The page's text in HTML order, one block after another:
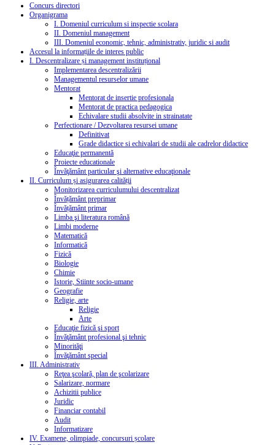
Concurs directori
Organigrama
I. Domeniul curriculum si inspectie scolara
II. Domeniul management
III. Domeniul economic, tehnic, administrativ, juridic si audit
Accesul la informațiile de interes public
I. Descentralizare și management instituțional
Implementarea descentralizării
Managementul resurselor umane
Mentorat
Mentorat de insertie profesionala
Mentorat de practica pedagogica
Echivalare studii absolvite in strainatate
Perfectionare / Dezvoltarea resursei umane
Definitivat
Grade didactice si echivalari de studii ale cadrelor didactice
Educaţie permanentă
Proiecte educationale
Învăţământ particular şi alternative educaţionale
II. Curriculum și asigurarea calității
Monitorizarea curriculumului descentralizat
Învățământ preprimar
Învățământ primar
Limba şi literatura română
Limbi moderne
Matematică
Informatică
Fizică
Biologie
Chimie
Istorie, Stiinte socio-umane
Geografie
Religie, arte
Religie
Arte
Educaţie fizică şi sport
Învăţământ profesional şi tehnic
Minorităţi
Învăţământ special
III. Administrativ
Reţea şcolară, plan de şcolarizare
Salarizare, normare
Achizitii publice
Juridic
Financiar contabil
Audit
Informatizare
IV. Examene, olimpiade, concursuri școlare